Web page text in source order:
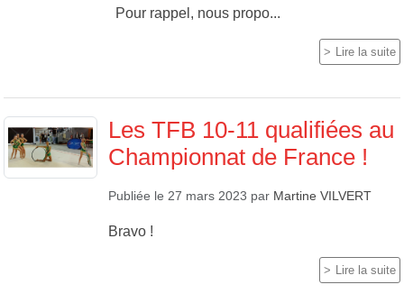
Pour rappel, nous propo...
Lire la suite
Les TFB 10-11 qualifiées au
Championnat de France !
Publiée le 27 mars 2023 par Martine VILVERT
Bravo !
Lire la suite